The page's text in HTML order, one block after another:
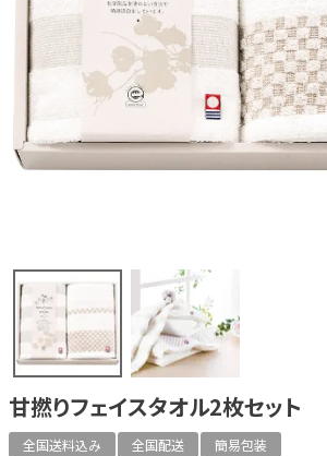
甘撚りフェイスタオル2枚セット
全国送料込み 全国配送
簡易包装